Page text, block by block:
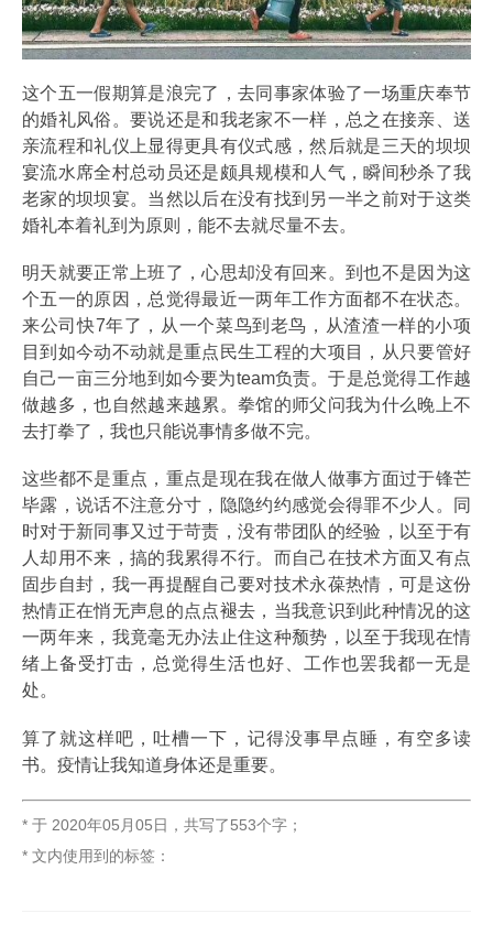
这个五一假期算是浪完了，去同事家体验了一场重庆奉节
的婚礼风俗。要说还是和我老家不一样，总之在接亲、送
亲流程和礼仪上显得更具有仪式感，然后就是三天的坝坝
宴流水席全村总动员还是颇具规模和人气，瞬间秒杀了我
老家的坝坝宴。当然以后在没有找到另一半之前对于这类
婚礼本着礼到为原则，能不去就尽量不去。
明天就要正常上班了，心思却没有回来。到也不是因为这
个五一的原因，总觉得最近一两年工作方面都不在状态。
来公司快7年了，从一个菜鸟到老鸟，从渣渣一样的小项
目到如今动不动就是重点民生工程的大项目，从只要管好
自己一亩三分地到如今要为team负责。于是总觉得工作越
做越多，也自然越来越累。拳馆的师父问我为什么晚上不
去打拳了，我也只能说事情多做不完。
这些都不是重点，重点是现在我在做人做事方面过于锋芒
毕露，说话不注意分寸，隐隐约约感觉会得罪不少人。同
时对于新同事又过于苛责，没有带团队的经验，以至于有
人却用不来，搞的我累得不行。而自己在技术方面又有点
固步自封，我一再提醒自己要对技术永葆热情，可是这份
热情正在悄无声息的点点褪去，当我意识到此种情况的这
一两年来，我竟毫无办法止住这种颓势，以至于我现在情
绪上备受打击，总觉得生活也好、工作也罢我都一无是
处。
算了就这样吧，吐槽一下，记得没事早点睡，有空多读
书。疫情让我知道身体还是重要。
* 于 2020年05月05日 ， 共写了553个字 ；
* 文内使用到的标签：